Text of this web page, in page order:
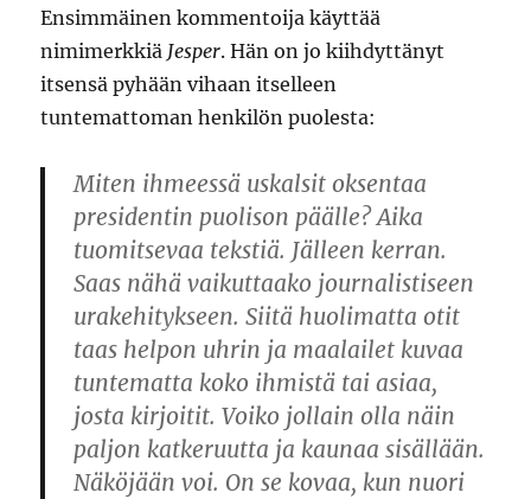
Ensimmäinen kommentoija käyttää
nimimerkkiä Jesper. Hän on jo kiihdyttänyt
itsensä pyhään vihaan itselleen
tuntemattoman henkilön puolesta:
Miten ihmeessä uskalsit oksentaa
presidentin puolison päälle? Aika
tuomitsevaa tekstiä. Jälleen kerran.
Saas nähä vaikuttaako journalistiseen
urakehitykseen. Siitä huolimatta otit
taas helpon uhrin ja maalailet kuvaa
tuntematta koko ihmistä tai asiaa,
josta kirjoitit. Voiko jollain olla näin
paljon katkeruutta ja kaunaa sisällään.
Näköjään voi. On se kovaa, kun nuori